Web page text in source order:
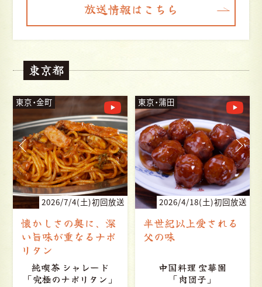
放送情報はこちら
東京都
東京・蒲田
2026/4/18(土)初回放送
半世紀以上愛される
父の味
中国料理 宝華園
「肉団子」
東京・経堂
2026/4/4(土)初回放送
世田谷から目指す 第
三のライス
洋風食堂 はしぐち亭
「ちとかライス」